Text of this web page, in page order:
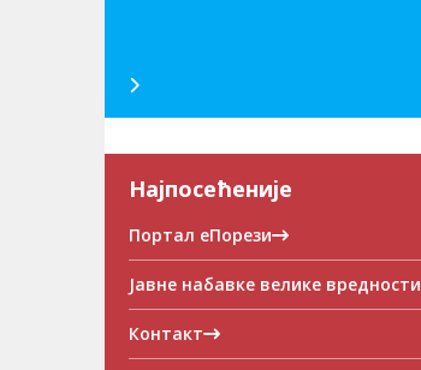
Најпосећеније
Портал еПорези
Јавне набавке велике вредности
Контакт